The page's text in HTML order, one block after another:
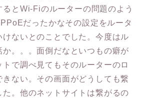
るとWi-Fiのルーターの問題のよう
だったかなその設定をルータ
けないとのことでした。今度はル
か。。。面倒だなといつもの癖が
で調べ見てもそのルーターのロ
きない。その画面がどうしても繋
た。他のネットサイトは繋がるの